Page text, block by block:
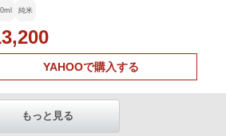
純米
YAHOOで購入する
もっと見る